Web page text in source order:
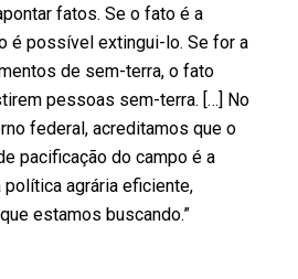
fatos. Se o fato é a
é possível extingui-lo. Se for a
de sem-terra, o fato
pessoas sem-terra. […] No
federal, acreditamos que o
pacificação do campo é a
política agrária eficiente,
estamos buscando.”